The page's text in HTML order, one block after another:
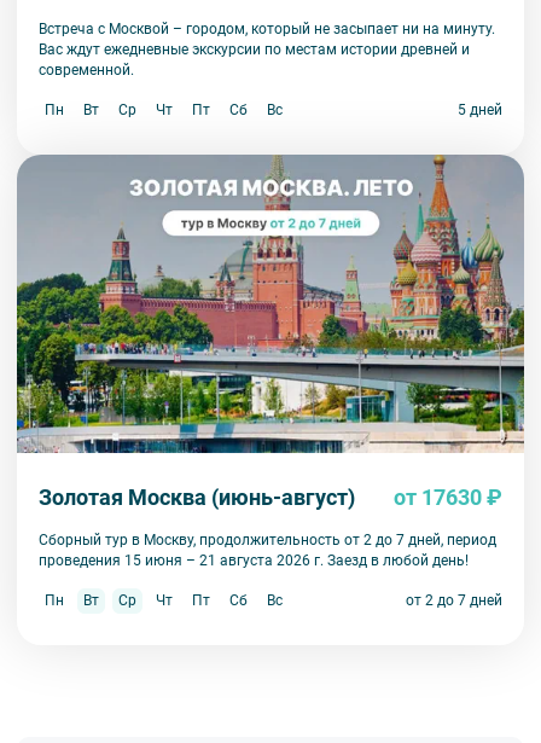
Встреча с Москвой – городом, который не засыпает ни на минуту.
Вас ждут ежедневные экскурсии по местам истории древней и
современной.
Пн Вт Ср Чт Пт Сб Вс 5 дней
Золотая Москва (июнь-август) от 17630 ₽
Сборный тур в Москву, продолжительность от 2 до 7 дней, период
проведения 15 июня – 21 августа 2026 г. Заезд в любой день!
Пн Вт Ср Чт Пт Сб Вс от 2 до 7 дней